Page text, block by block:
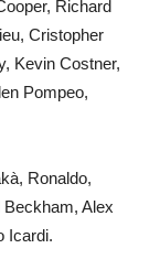
Richard
Cristopher
Kevin Costner,
Pompeo,
Ronaldo,
Alex
Icardi.